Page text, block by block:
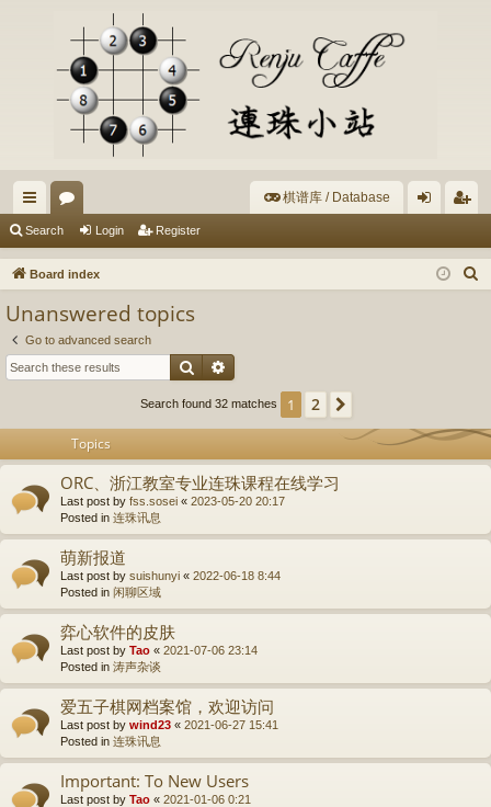
ui
ck
or
u
棋谱库 / Database
in ist
Search Login Register
Board index
Unanswered topics
Go to advanced search
Search
Search found 32 matches 1 2
Topics
ORC、浙江教室专业连珠课程在线学习
Last post by fss.sosei « 2023-05-20 20:17
Posted in 连珠讯息
萌新报道
Last post by suishunyi « 2022-06-18 8:44
Posted in 闲聊区域
弈心软件的皮肤
Last post by Tao « 2021-07-06 23:14
Posted in 涛声杂谈
爱五子棋网档案馆，欢迎访问
Last post by wind23 « 2021-06-27 15:41
Posted in 连珠讯息
Important: To New Users
Last post by Tao « 2021-01-06 0:21